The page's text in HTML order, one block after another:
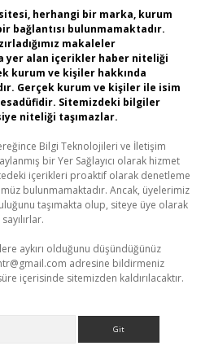
herhangi bir marka, kurum
bağlantısı bulunmamaktadır.
makaleler
yer alan içerikler haber niteliği
kurum ve kişiler hakkında
Gerçek kurum ve kişiler ile isim
Sitemizdeki bilgiler
niteliği taşımazlar.
Bilgi Teknolojileri ve İletişim
bir Yer Sağlayıcı olarak hizmet
içerikleri proaktif olarak denetleme
bulunmamaktadır. Ancak, üyelerimiz
taşımakta olup, siteye üye olarak
aykırı olduğunu düşündüğünüz
adresine bildirmeniz
içerisinde sitemizden kaldırılacaktır.